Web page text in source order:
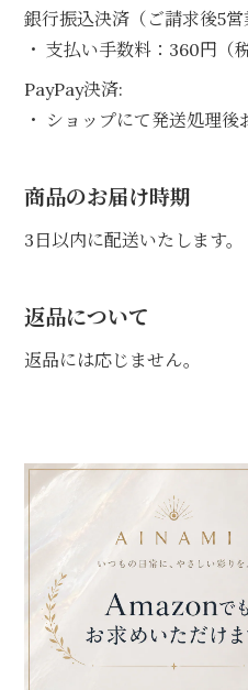
銀行振込決済（ご請求後5
・ 支払い手数料：360円（
PayPay決済:
・ ショップにて発送処理後
商品のお届け時期
3日以内に配送いたします。
返品について
返品には応じません。